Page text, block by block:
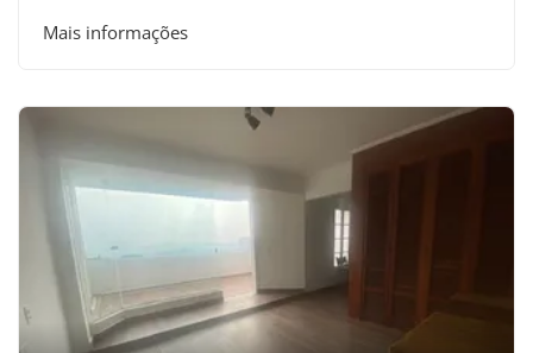
Mais informações